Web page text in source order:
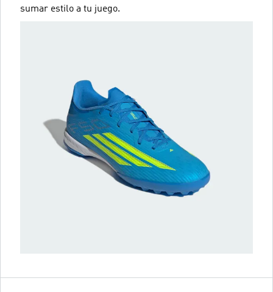
sumar estilo a tu juego.